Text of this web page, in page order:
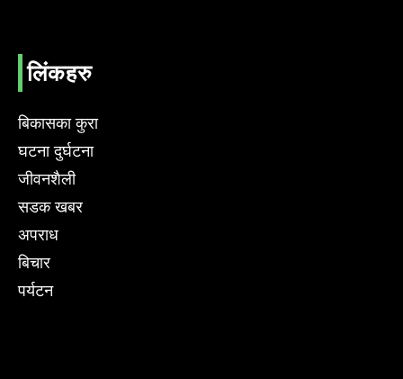
लिंकहरु
बिकासका कुरा
घटना दुर्घटना
जीवनशैली
सडक खबर
अपराध
बिचार
पर्यटन